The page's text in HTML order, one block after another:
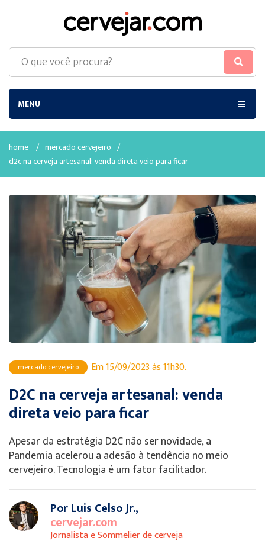
MENU
home / mercado cervejeiro /
d2c na cerveja artesanal: venda direta veio para ficar
mercado cervejeiro Em 15/09/2023 às 11h30.
D2C na cerveja artesanal: venda
direta veio para ficar
Apesar da estratégia D2C não ser novidade, a
Pandemia acelerou a adesão à tendência no meio
cervejeiro. Tecnologia é um fator facilitador.
Por Luis Celso Jr.,
cervejar.com
Jornalista e Sommelier de cerveja